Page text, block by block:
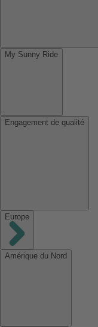
My Sunny Ride
Engagement de qualité
Europe
Amérique du Nord